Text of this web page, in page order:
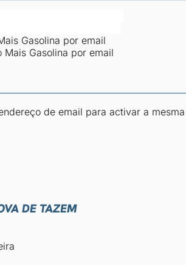
Gasolina por email
Mais Gasolina por email
de email para activar a mesma
DE TAZEM